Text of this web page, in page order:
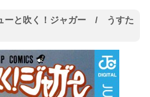
ーと吹く！ジャガー / うすた